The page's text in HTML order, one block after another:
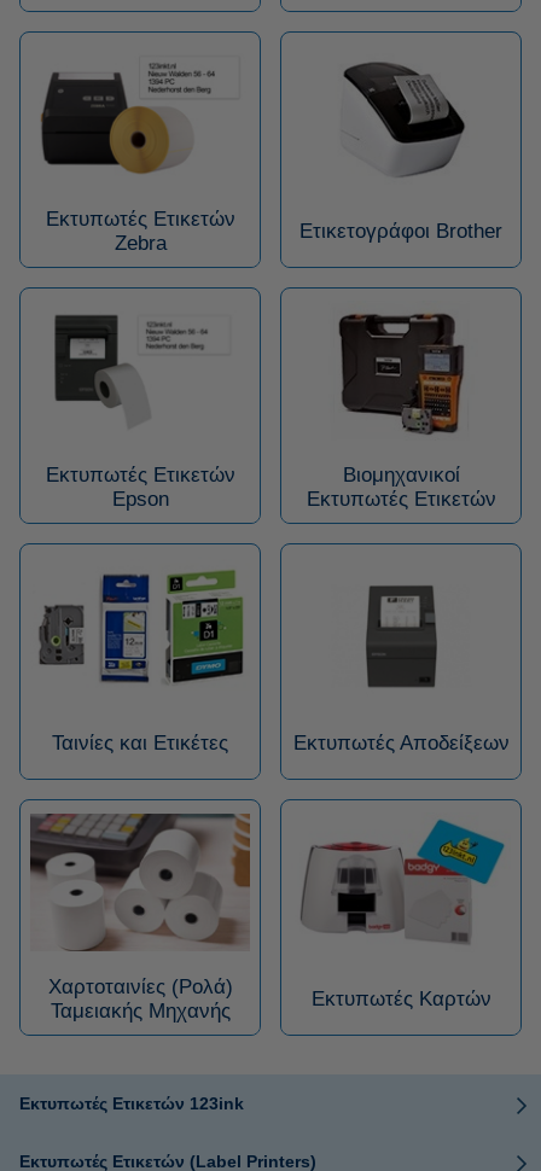
Εκτυπωτές Ετικετών
Zebra
Ετικετογράφοι Brother
Εκτυπωτές Ετικετών
Epson
Βιομηχανικοί
Εκτυπωτές Ετικετών
Ταινίες και Ετικέτες Εκτυπωτές Αποδείξεων
Χαρτοταινίες (Ρολά)
Ταμειακής Μηχανής
Εκτυπωτές Καρτών
Εκτυπωτές Ετικετών 123ink
Εκτυπωτές Ετικετών (Label Printers)